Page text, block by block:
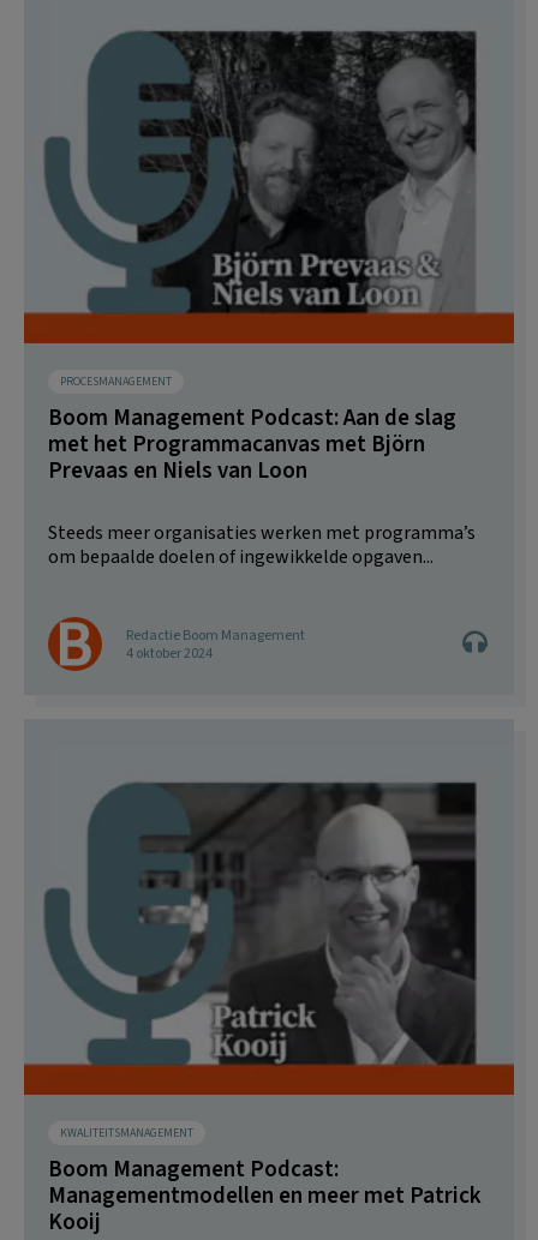
PROCESMANAGEMENT
Boom Management Podcast: Aan de slag
met het Programmacanvas met Björn
Prevaas en Niels van Loon
Steeds meer organisaties werken met programma’s
om bepaalde doelen of ingewikkelde opgaven...
Redactie Boom Management
4 oktober 2024
KWALITEITSMANAGEMENT
Boom Management Podcast:
Managementmodellen en meer met Patrick
Kooij